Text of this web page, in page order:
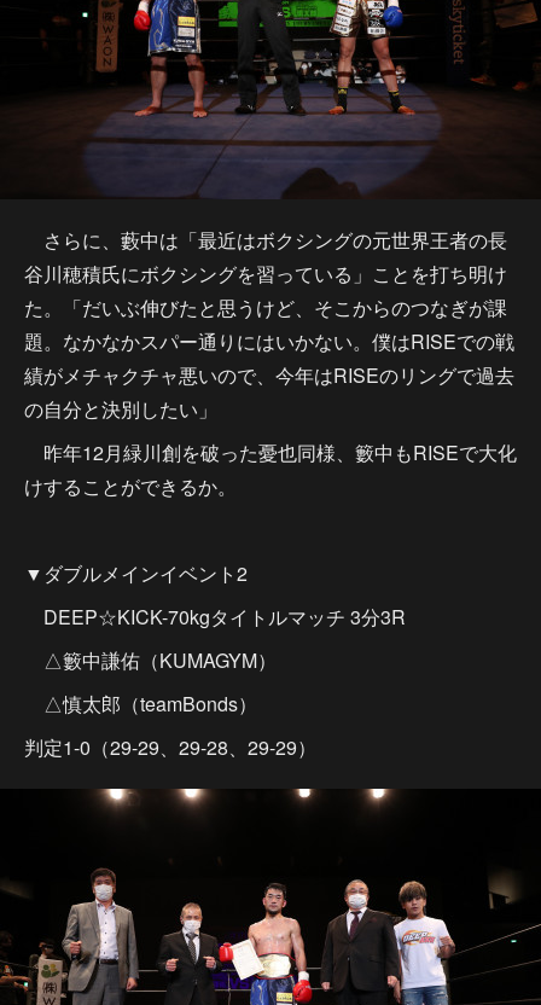
さらに、藪中は「最近はボクシングの元世界王者の長
谷川穂積氏にボクシングを習っている」ことを打ち明け
た。「だいぶ伸びたと思うけど、そこからのつなぎが課
題。なかなかスパー通りにはいかない。僕はRISEでの戦
績がメチャクチャ悪いので、今年はRISEのリングで過去
の自分と決別したい」
昨年12月緑川創を破った憂也同様、籔中もRISEで大化
けすることができるか。
▼ダブルメインイベント2
DEEP☆KICK-70kgタイトルマッチ 3分3R
△籔中謙佑（KUMAGYM）
△慎太郎（teamBonds）
判定1-0（29-29、29-28、29-29）